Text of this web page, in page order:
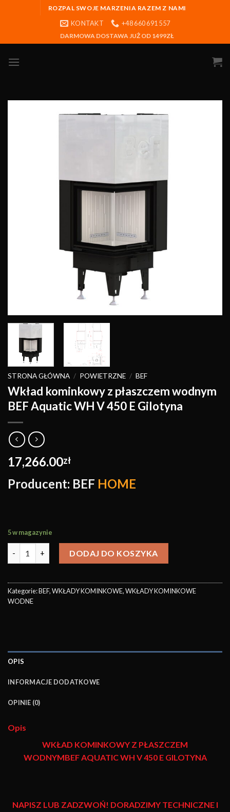
ROZPAL SWOJE MARZENIA RAZEM Z NAMI
KONTAKT +48 660 691 557
DARMOWA DOSTAWA JUŻ OD 1499ZŁ
STRONA GŁÓWNA / POWIETRZNE / BEF
Wkład kominkowy z płaszczem wodnym
BEF Aquatic WH V 450 E Gilotyna
17,266.00zł
Producent: BEF HOME
5 w magazynie
DODAJ DO KOSZYKA
Kategorie:BEF,WKŁADY KOMINKOWE,WKŁADY KOMINKOWE
WODNE
OPIS
INFORMACJE DODATKOWE
OPINIE (0)
Opis
WKŁAD KOMINKOWY Z PŁASZCZEM
WODNYMBEF AQUATIC WH V 450 E GILOTYNA
NAPISZ LUB ZADZWOŃ! DORADZIMY TECHNICZNE I